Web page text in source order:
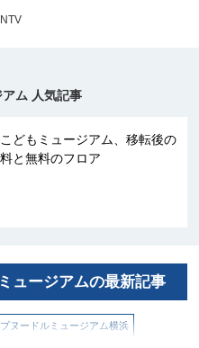
ム 人気記事
どもミュージアム、移転後の
と無料のフロア
ュージアムの最新記事
ヌードルミュージアム横浜